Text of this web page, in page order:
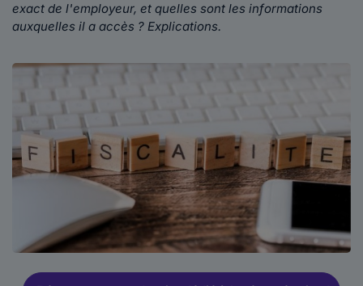
exact de l'employeur, et quelles sont les informations
auxquelles il a accès ? Explications.